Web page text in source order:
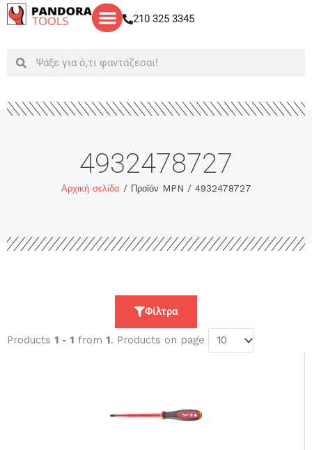
Μετάβαση
στο
210 325 3345
SearchSearch
4932478727
Αρχική σελίδα / Προϊόν MPN / 4932478727
Φίλτρα
Products 1 - 1 from 1. Products on page